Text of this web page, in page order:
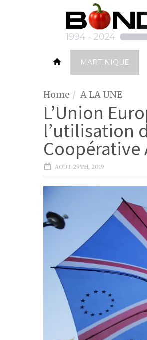
MARTINIQUE
Home A LA UNE
L’Union
l’utilisation
Coopérative
AOÛT 29TH, 2019